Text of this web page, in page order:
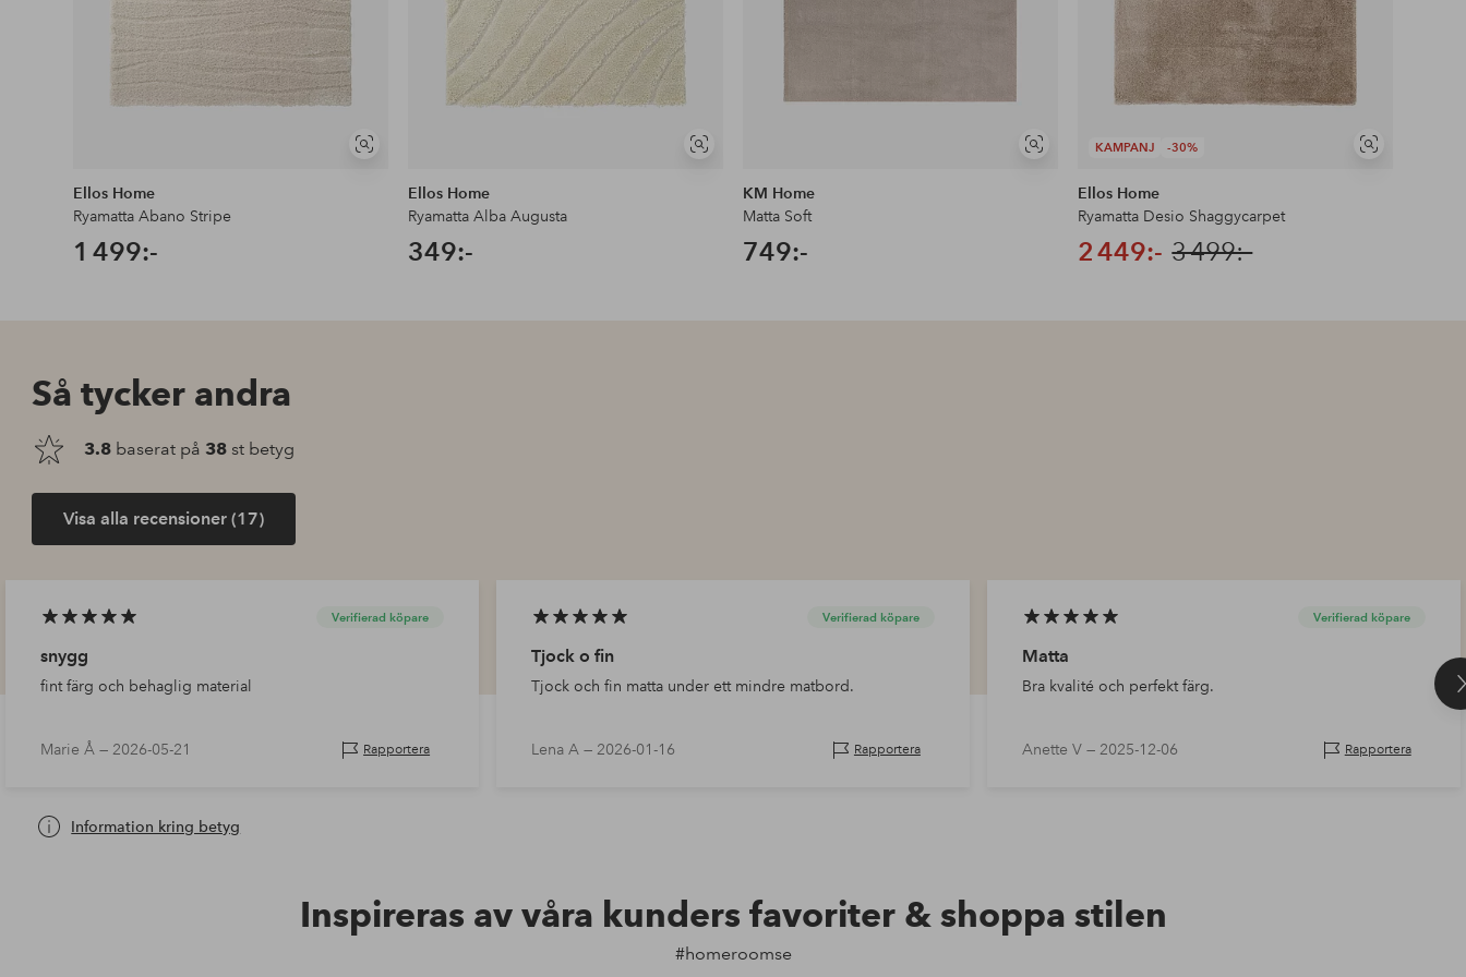
Visa
Ellos Home
Ryamatta Abano Stripe
1 499:-
Visa
Ellos Home
Ryamatta Alba Augusta
349:-
Visa
KM Home
Matta Soft
749:-
KAMPANJ -30%
Visa
Ellos Home
Ryamatta Desio Shaggycarpet
2 449:- 3 499:-
Så tycker andra
3.8 baserat på 38 st betyg
Visa alla recensioner (17)
Verifierad köpare
snygg
fint färg och behaglig material
Marie Å —2026-05-21 Rapportera
Verifierad köpare
Tjock o fin
Tjock och fin matta under ett mindre matbord.
Lena A —2026-01-16 Rapportera
Verifierad köpare
Matta
Bra kvalité och perfekt färg.
Anette V — 2025-12-06 Rapportera
Information kring betyg
Inspireras av våra kunders favoriter & shoppa stilen
#homeroomse